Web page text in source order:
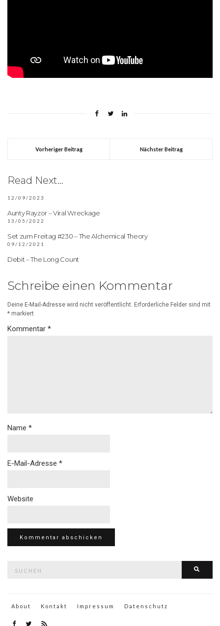
Vorheriger Beitrag Nächster Beitrag
Read Next...
12/09/2023
Aunty Rayzor – Viral Wreckage
13/05/2022
Set zum Freitag #230 – The Alchemical Theory
09/12/2021
Debit – The Long Count
Schreibe einen Kommentar
Deine E-Mail-Adresse wird nicht veröffentlicht. Erforderliche Felder sind mit
* markiert
Kommentar *
Name *
E-Mail-Adresse *
Website
About Kontakt Impressum Datenschutz